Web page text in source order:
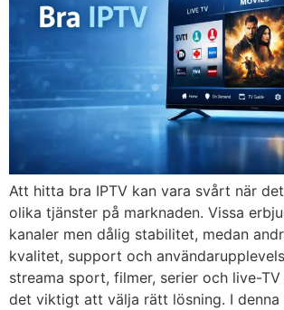
Att hitta bra IPTV kan vara svårt när
olika tjänster på marknaden. Vissa
kanaler men dålig stabilitet, medan
kvalitet, support och
streama sport, filmer, serier och live-
det viktigt att välja rätt lösning. I denna